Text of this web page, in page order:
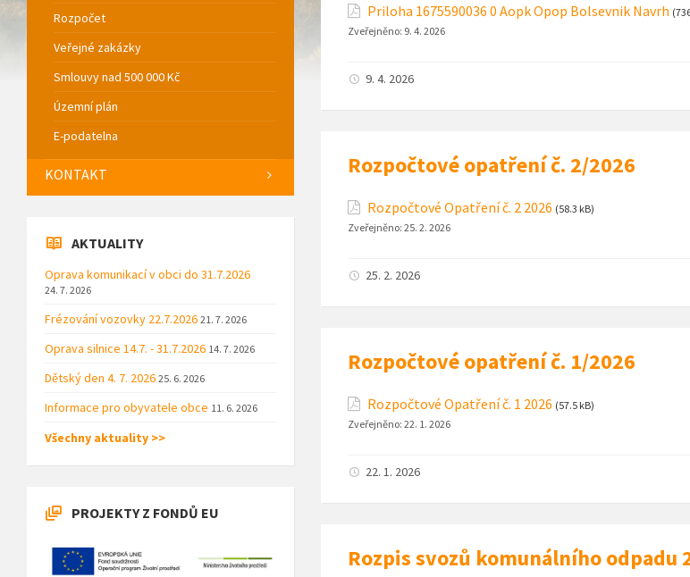
Priloha 1675590036 0 Aopk Opop Bolsevnik Navrh
Zveřejněno: 9. 4. 2026
9. 4. 2026
Rozpočtové opatření č. 2/2026
Rozpočtové Opatření č. 2 2026 (58.3 kB)
Zveřejněno: 25. 2. 2026
25. 2. 2026
Rozpočtové opatření č. 1/2026
Rozpočtové Opatření č. 1 2026 (57.5 kB)
Zveřejněno: 22. 1. 2026
22. 1. 2026
Rozpis svozů komunálního odpadu
Rozpočet
Veřejné zakázky
Smlouvy nad 500 000 Kč
Územní plán
E-podatelna
KONTAKT
AKTUALITY
Oprava komunikací v obci do 31.7.2026
24. 7. 2026
Frézování vozovky 22.7.2026 21. 7. 2026
Oprava silnice 14.7. - 31.7.2026 14. 7. 2026
Dětský den 4. 7. 2026 25. 6. 2026
Informace pro obyvatele obce 11. 6. 2026
Všechny aktuality >>
PROJEKTY Z FONDŮ EU